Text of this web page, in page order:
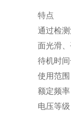
特点
通过检
面光滑
待机时
使用范围
额定频
电压等